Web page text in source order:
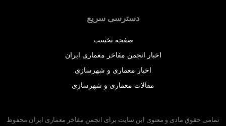
دسترسی سریع
صفحه نخست
اخبار انجمن مفاخر معماری ایران
اخبار معماری و شهرسازی
مقالات معماری و شهرسازی
حقوق مادی و معنوی این سایت برای انجمن مفاخر معماری ایران محفوظ